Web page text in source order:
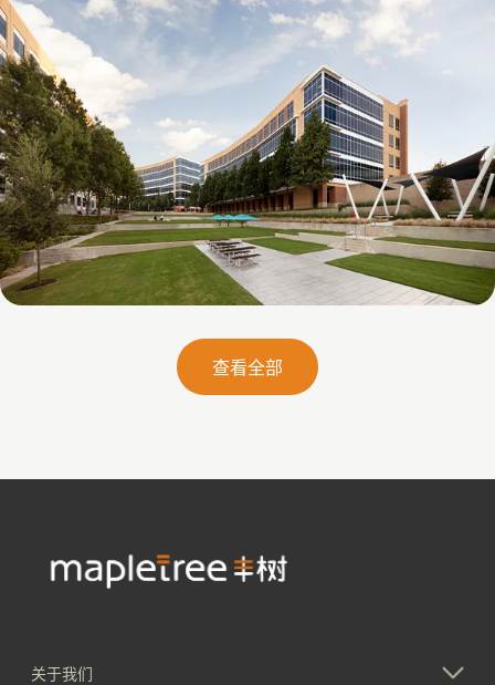
Galatyn B- 2375 North Glenville Drive
查看全部
关于我们